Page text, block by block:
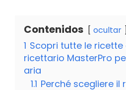
Contenidos ocultar
1 Scopri tutte le ricette
ricettario MasterPro
aria
1.1 Perché scegliere il